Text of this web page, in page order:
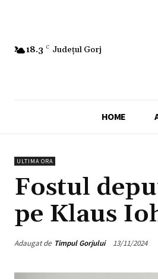
18.3 C Județul Gorj
HOME
ULTIMA ORA
Fostul
pe Klaus
Adaugat de Timpul Gorjului 13/11/2024